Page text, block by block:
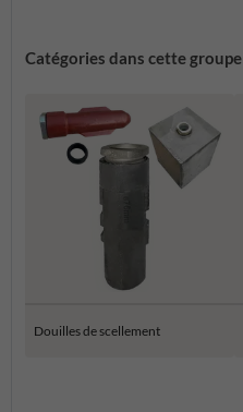
Catégories dans cette groupe
Douilles de scellement